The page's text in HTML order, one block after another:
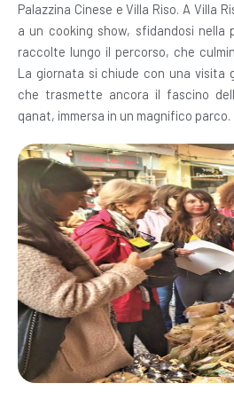
Palazzina Cinese e Villa Riso. A Villa
a un cooking show, sfidandosi nella
raccolte lungo il percorso, che
La giornata si chiude con una visita
che trasmette ancora il fascino
qanat, immersa in un magnifico parco.